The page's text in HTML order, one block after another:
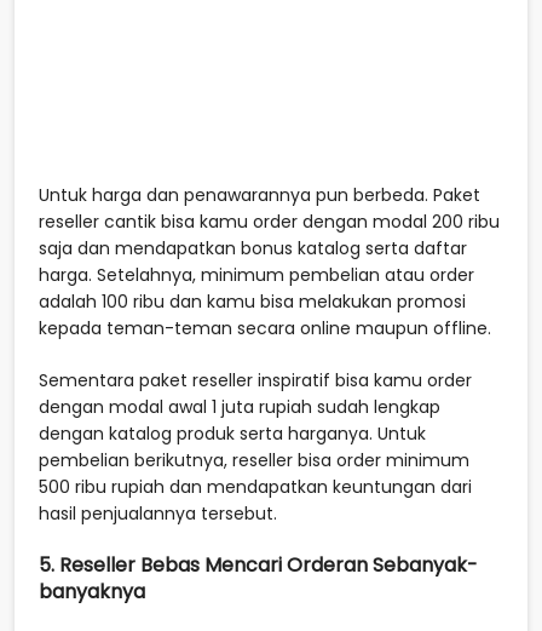
Untuk harga dan penawarannya pun berbeda. Paket
reseller cantik bisa kamu order dengan modal 200 ribu
saja dan mendapatkan bonus katalog serta daftar
harga. Setelahnya, minimum pembelian atau order
adalah 100 ribu dan kamu bisa melakukan promosi
kepada teman-teman secara online maupun offline.
Sementara paket reseller inspiratif bisa kamu order
dengan modal awal 1 juta rupiah sudah lengkap
dengan katalog produk serta harganya. Untuk
pembelian berikutnya, reseller bisa order minimum
500 ribu rupiah dan mendapatkan keuntungan dari
hasil penjualannya tersebut.
5. Reseller Bebas Mencari Orderan Sebanyak-
banyaknya